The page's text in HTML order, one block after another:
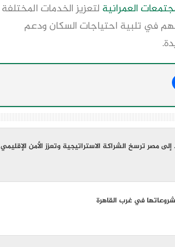
العمرانية لتعزيز الخدمات المختلفة
في تلبية احتياجات السكان ودعم
مصر ترسخ الشراكة الاستراتيجية وتعزز الأمن الإقليمي
في غرب القاهرة